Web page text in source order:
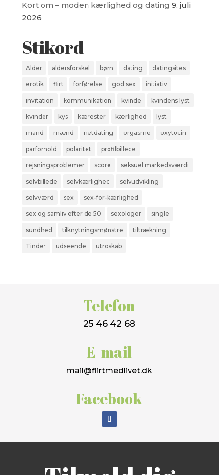
Kort om – moden kærlighed og dating 9. juli
2026
Stikord
Alder aldersforskel børn dating datingsites
erotik flirt forførelse god sex initiativ
invitation kommunikation kvinde kvindens lyst
kvinder kys kærester kærlighed lyst
mand mænd netdating orgasme oxytocin
parforhold polaritet profilbillede
rejsningsproblemer score seksuel markedsværdi
selvbillede selvkærlighed selvudvikling
selvværd sex sex-for-kærlighed
sex og samliv efter de 50 sexologer single
sundhed tilknytningsmønstre tiltrækning
Tinder udseende utroskab
Telefon
25 46 42 68
E-mail
mail@flirtmedlivet.dk
Facebook